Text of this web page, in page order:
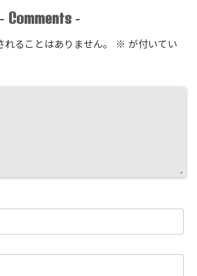
- Comments -
ることはありません。 ※ が付いてい